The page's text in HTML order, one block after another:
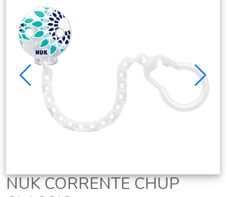
NUK CORRENTE CHUP